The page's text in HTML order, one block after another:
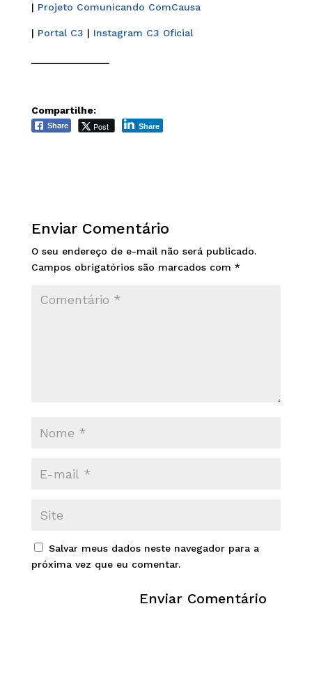
| Projeto Comunicando ComCausa
| Portal C3 | Instagram C3 Oficial
Compartilhe:
Share Post Share
Enviar Comentário
O seu endereço de e-mail não será publicado.
Campos obrigatórios são marcados com *
Salvar meus dados neste navegador para a
próxima vez que eu comentar.